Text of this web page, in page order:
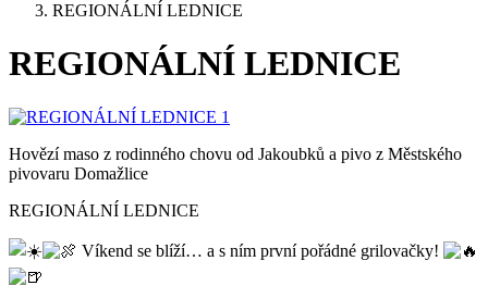
REGIONÁLNÍ LEDNICE
REGIONÁLNÍ LEDNICE
Hovězí maso z rodinného chovu od Jakoubků a pivo z Městského
pivovaru Domažlice
REGIONÁLNÍ LEDNICE
Víkend se blíží… a s ním první pořádné grilovačky!